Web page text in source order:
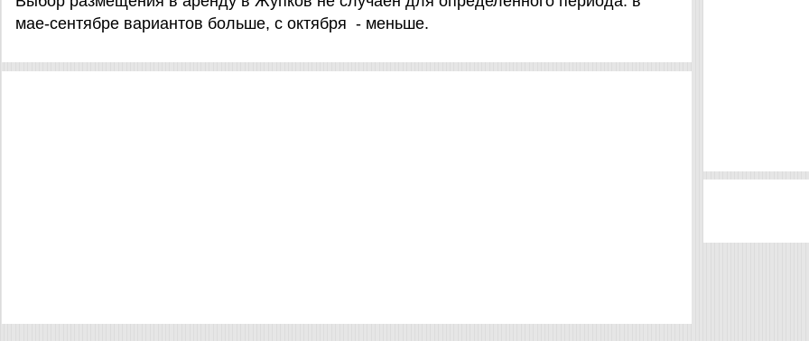
мае-сентябре вариантов больше, с октября - меньше.